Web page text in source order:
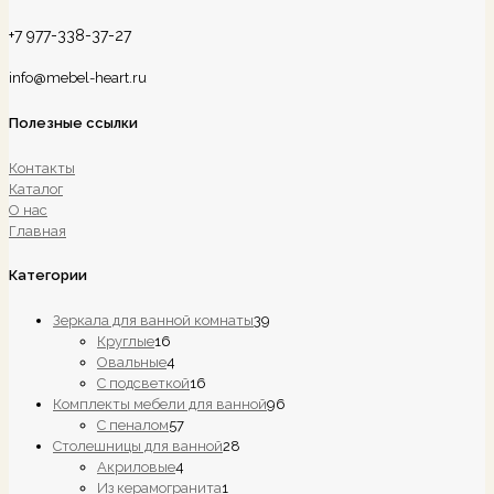
+7 977-338-37-27
info@mebel-heart.ru
Полезные ссылки
Контакты
Каталог
О нас
Главная
Категории
Зеркала для ванной комнаты39
Круглые16
товаров
Овальные4
товара
С подсветкой16
товаров
Комплекты мебели для ванной96
С пеналом5757
товаров
Столешницы для ванной28
Акриловые4
товара
Из керамогранита1